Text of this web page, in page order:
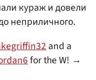
кураж и довели
неприличного.
​ and a
for the W! →